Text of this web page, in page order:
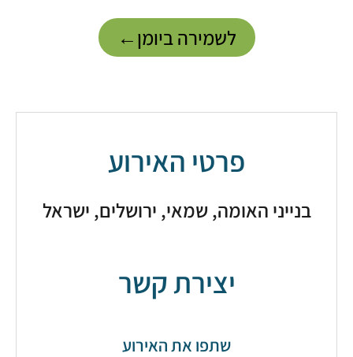
לשמירה ביומן←
פרטי האירוע
האומה, שמאי, ירושלים, ישראל
יצירת קשר
שתפו את האירוע